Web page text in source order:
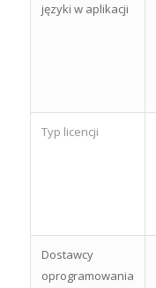
języki w aplikacji
Typ licencji
Dostawcy
oprogramowania